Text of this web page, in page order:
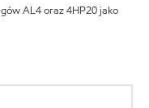
AL4 oraz 4HP20 jako